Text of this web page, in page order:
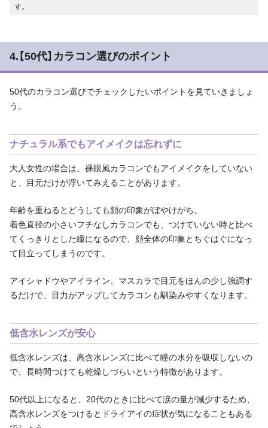
す。
4.【50代】カラコン選びのポイント
50代のカラコン選びでチェックしたいポイントを見ていきましょ
う。
ナチュラル系でもアイメイクは忘れずに
大人女性の場合は、裸眼風カラコンでもアイメイクをしていない
と、目元だけが浮いてみえることがあります。
年齢を重ねるとどうしても顔の印象がぼやけがち。
着色直径の小さいフチなしカラコンでも、つけていない時と比べ
てくっきりとした瞳になるので、顔全体の印象とちぐはぐになっ
て目立ってしまうのです。
アイシャドウやアイライン、マスカラで目元をほんの少し強調す
るだけで、目力がアップしてカラコンも馴染みやすくなります。
低含水レンズが安心
低含水レンズは、高含水レンズに比べて瞳の水分を吸収しないの
で、長時間つけても乾燥しづらいという特徴があります。
50代以上になると、20代のときに比べて涙の量が減少するため、
高含水レンズをつけるとドライアイの症状が気になることもある